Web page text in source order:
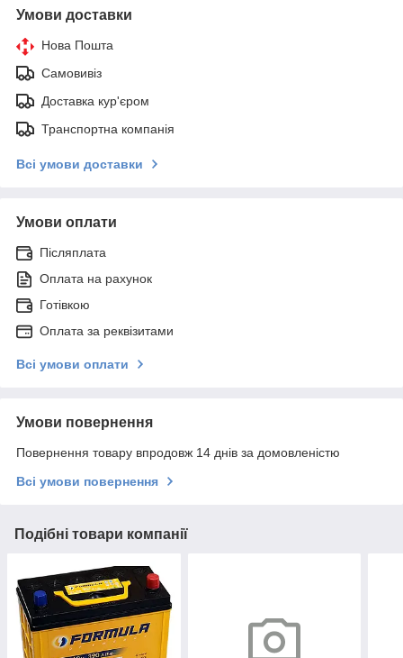
Умови доставки
Нова Пошта
Самовивіз
Доставка кур'єром
Транспортна компанія
Всі умови доставки
Умови оплати
Післяплата
Оплата на рахунок
Готівкою
Оплата за реквізитами
Всі умови оплати
Умови повернення
Повернення товару впродовж 14 днів за домовленістю
Всі умови повернення
Подібні товари компанії